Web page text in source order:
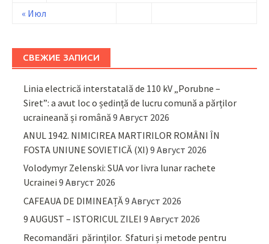
« Июл
СВЕЖИЕ ЗАПИСИ
Linia electrică interstatală de 110 kV „Porubne –
Siret”: a avut loc o ședință de lucru comună a părților
ucraineană și română 9 Август 2026
ANUL 1942. NIMICIREA MARTIRILOR ROMÂNI ÎN
FOSTA UNIUNE SOVIETICĂ (XI) 9 Август 2026
Volodymyr Zelenski: SUA vor livra lunar rachete
Ucrainei 9 Август 2026
CAFEAUA DE DIMINEAȚĂ9 Август 2026
9 AUGUST – ISTORICUL ZILEI 9 Август 2026
Recomandări părinţilor. Sfaturi și metode pentru